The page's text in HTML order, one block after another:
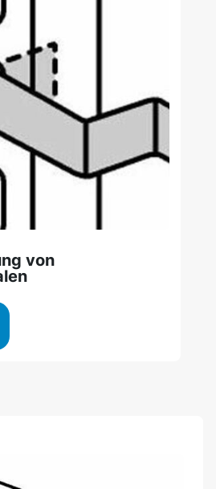
von